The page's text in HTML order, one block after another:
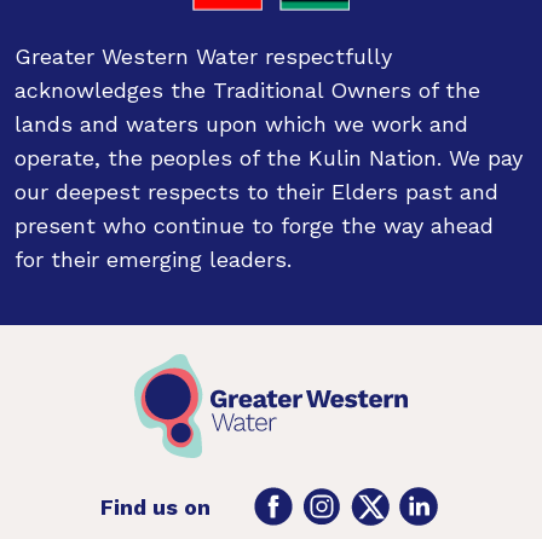
Greater Western Water respectfully
acknowledges the Traditional Owners of the
lands and waters upon which we work and
operate, the peoples of the Kulin Nation. We pay
our deepest respects to their Elders past and
present who continue to forge the way ahead
for their emerging leaders.
Find us on FacebookInstagram
TwitterLinkedIn